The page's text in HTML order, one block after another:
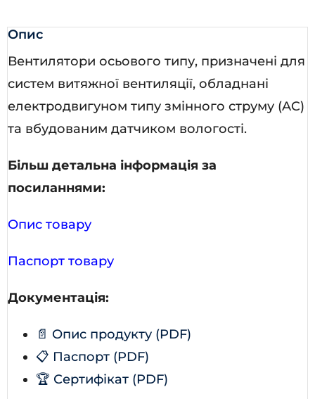
Опис
Вентилятори осьового типу, призначені для
систем витяжної вентиляції, обладнані
електродвигуном типу змінного струму (AC)
та вбудованим датчиком вологості.
Більш детальна інформація за
посиланнями:
Опис товару
Паспорт товару
Документація:
📄 Опис продукту (PDF)
📋 Паспорт (PDF)
🏆 Сертифікат (PDF)